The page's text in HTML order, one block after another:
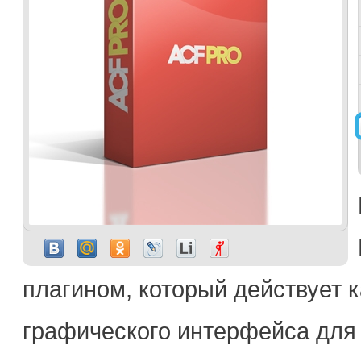
плагином, который действует
графического интерфейса